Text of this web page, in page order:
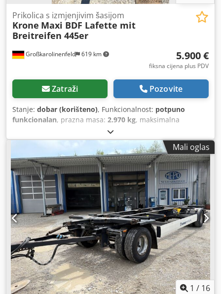
Großkarolinenfeld 619 km
Prikolica s izmjenjivim šasijom
Krone Maxi BDF Lafette mit
Breitreifen 445er
5.900 €
fiksna cijena plus PDV
Zatraži Pozovite
Stanje: dobar (korišteno), Funkcionalnost: potpuno
funkcionalan, prazna masa: 2.970 kg, maksimalna
, ukupna masa:
osovina:2 osovine, prva registracija:09/2019, sljedeći
pregled (TÜV): 08/2026 , ovjes:zrak, dimenzija gume:
445/45R19,5, maksimalna brzina:125 km/h, Oprema:ABS,
Mali oglas
1 / 16